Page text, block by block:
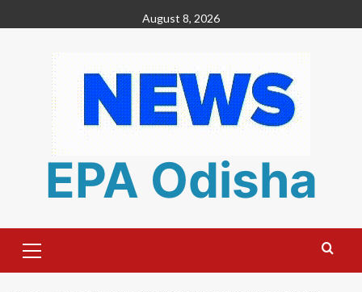
to
August 8, 2026
EPA Odisha
Menu